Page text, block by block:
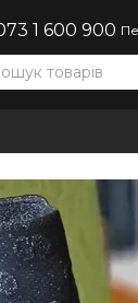
1 600 900